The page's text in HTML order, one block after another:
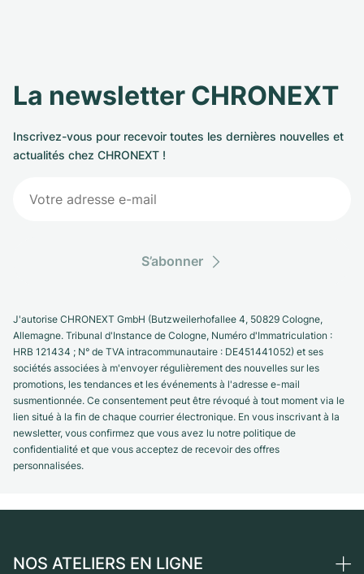
La newsletter CHRONEXT
Inscrivez-vous pour recevoir toutes les dernières nouvelles et
actualités chez CHRONEXT !
S’abonner
J'autorise CHRONEXT GmbH (Butzweilerhofallee 4, 50829 Cologne,
Allemagne. Tribunal d'Instance de Cologne, Numéro d'Immatriculation :
HRB 121434 ; N° de TVA intracommunautaire : DE451441052) et ses
sociétés associées à m'envoyer régulièrement des nouvelles sur les
promotions, les tendances et les événements à l'adresse e-mail
susmentionnée. Ce consentement peut être révoqué à tout moment via le
lien situé à la fin de chaque courrier électronique. En vous inscrivant à la
newsletter, vous confirmez que vous avez lu notre politique de
confidentialité et que vous acceptez de recevoir des offres
personnalisées.
NOS ATELIERS EN LIGNE